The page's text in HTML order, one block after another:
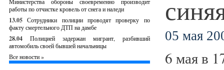
работы по отчистке кровель от снега и наледи
13.05 Сотрудники полиции проводят проверку по
факту смертельного ДТП на дамбе
28.04
Полицией задержан мигрант, разбивший
автомобиль своей бывшей начальницы
Все новости »
05 мая
6 мая в